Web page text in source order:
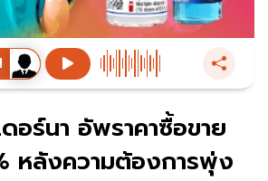
ดอร์นา อัพราคาซื้อขาย
หลังความต้องการพุ่ง